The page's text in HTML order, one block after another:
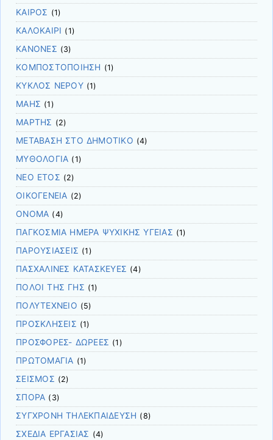
ΚΑΙΡΟΣ (1)
ΚΑΛΟΚΑΙΡΙ (1)
ΚΑΝΟΝΕΣ (3)
ΚΟΜΠΟΣΤΟΠΟΙΗΣΗ (1)
ΚΥΚΛΟΣ ΝΕΡΟΥ(1)
ΜΑΗΣ (1)
ΜΑΡΤΗΣ (2)
ΜΕΤΑΒΑΣΗ ΣΤΟ ΔΗΜΟΤΙΚΟ (4)
ΜΥΘΟΛΟΓΙΑ (1)
ΝΕΟ ΕΤΟΣ (2)
ΟΙΚΟΓΕΝΕΙΑ (2)
ΟΝΟΜΑ (4)
ΠΑΓΚΟΣΜΙΑ ΗΜΕΡΑ ΨΥΧΙΚΗΣ ΥΓΕΙΑΣ (1)
ΠΑΡΟΥΣΙΑΣΕΙΣ (1)
ΠΑΣΧΑΛΙΝΕΣ ΚΑΤΑΣΚΕΥΕΣ (4)
ΠΟΛΟΙ ΤΗΣ ΓΗΣ (1)
ΠΟΛΥΤΕΧΝΕΙΟ (5)
ΠΡΟΣΚΛΗΣΕΙΣ (1)
ΠΡΟΣΦΟΡΕΣ- ΔΩΡΕΕΣ (1)
ΠΡΩΤΟΜΑΓΙΑ (1)
ΣΕΙΣΜΟΣ (2)
ΣΠΟΡΑ (3)
ΣΥΓΧΡΟΝΗ ΤΗΛΕΚΠΑΙΔΕΥΣΗ (8)
ΣΧΕΔΙΑ ΕΡΓΑΣΙΑΣ (4)